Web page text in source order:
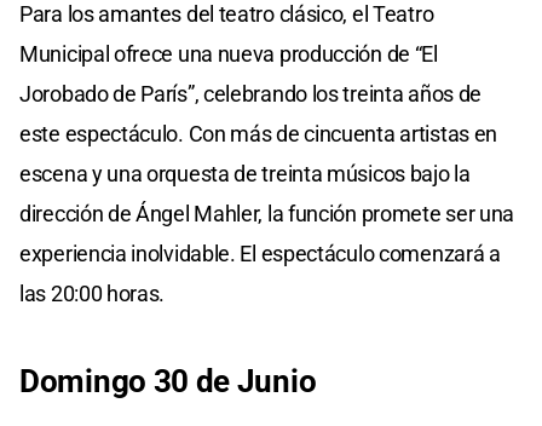
Para los amantes del teatro clásico, el Teatro
Municipal ofrece una nueva producción de “El
Jorobado de París”, celebrando los treinta años de
este espectáculo. Con más de cincuenta artistas en
escena y una orquesta de treinta músicos bajo la
dirección de Ángel Mahler, la función promete ser una
experiencia inolvidable. El espectáculo comenzará a
las 20:00 horas.
Domingo 30 de Junio